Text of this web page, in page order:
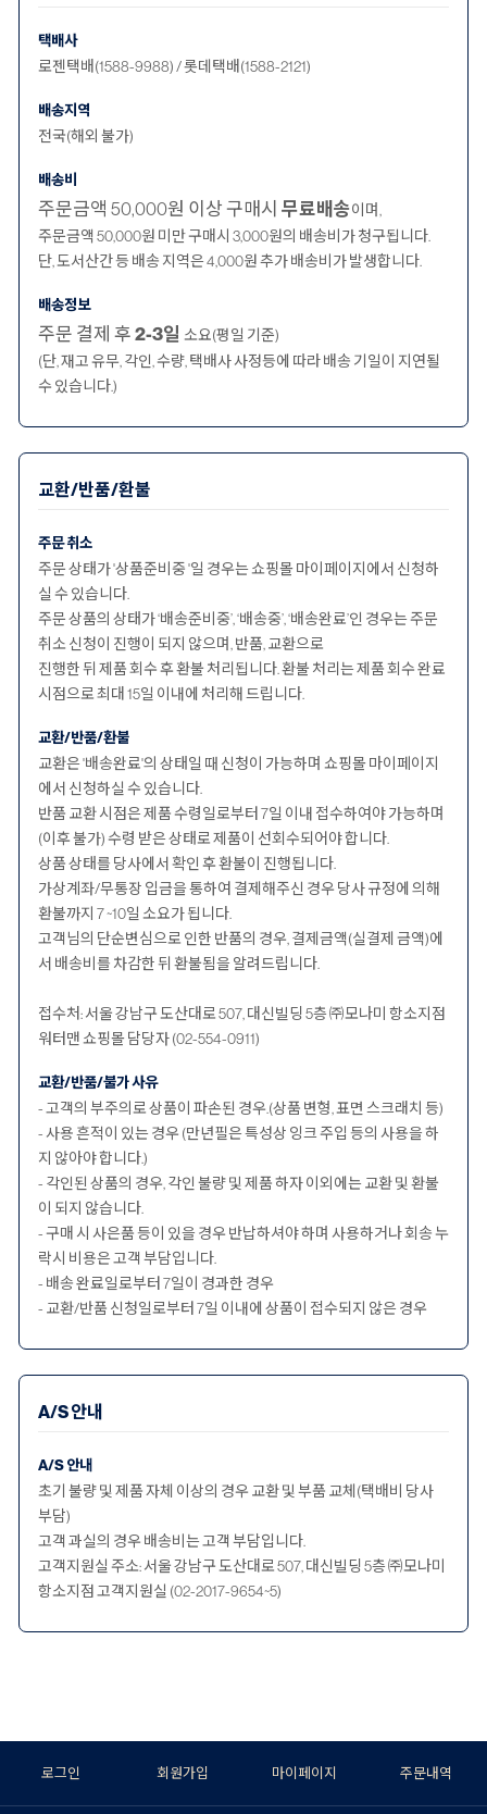
택배사
로젠택배(1588-9988) / 롯데택배(1588-2121)
배송지역
전국(해외 불가)
배송비
주문금액 50,000원 이상 구매시 무료배송이며,
주문금액 50,000원 미만 구매시 3,000원의 배송비가 청구됩니다.
단, 도서산간 등 배송 지역은 4,000원 추가 배송비가 발생합니다.
배송정보
주문 결제 후2-3일 소요(평일 기준)
(단, 재고 유무, 각인, 수량, 택배사 사정등에 따라 배송 기일이 지연될
수 있습니다.)
교환/반품/환불
주문 취소
주문 상태가 '상품준비중 '일 경우는 쇼핑몰 마이페이지에서 신청하
실 수 있습니다.
주문 상품의 상태가 ‘배송준비중’, ‘배송중’, ‘배송완료’인 경우는 주문
취소 신청이 진행이 되지 않으며, 반품, 교환으로
진행한 뒤 제품 회수 후 환불 처리됩니다. 환불 처리는 제품 회수 완료
시점으로 최대 15일 이내에 처리해 드립니다.
교환/반품/환불
교환은 '배송완료'의 상태일 때 신청이 가능하며 쇼핑몰 마이페이지
에서 신청하실 수 있습니다.
반품 교환 시점은 제품 수령일로부터 7일 이내 접수하여야 가능하며
(이후 불가) 수령 받은 상태로 제품이 선회수되어야 합니다.
상품 상태를 당사에서 확인 후 환불이 진행됩니다.
가상계좌/무통장 입금을 통하여 결제해주신 경우 당사 규정에 의해
환불까지 7 ~10일 소요가 됩니다.
고객님의 단순변심으로 인한 반품의 경우, 결제금액(실결제 금액)에
서 배송비를 차감한 뒤 환불됨을 알려드립니다.
접수처: 서울 강남구 도산대로 507, 대신빌딩 5층 ㈜모나미 항소지점
워터맨 쇼핑몰 담당자 (02-554-0911)
교환/반품/불가 사유
- 고객의 부주의로 상품이 파손된 경우.(상품 변형, 표면 스크래치 등)
- 사용 흔적이 있는 경우 (만년필은 특성상 잉크 주입 등의 사용을 하
지 않아야 합니다.)
- 각인된 상품의 경우, 각인 불량 및 제품 하자 이외에는 교환 및 환불
이 되지 않습니다.
- 구매 시 사은품 등이 있을 경우 반납하셔야 하며 사용하거나 회송 누
락시 비용은 고객 부담입니다.
- 배송 완료일로부터 7일이 경과한 경우
- 교환/반품 신청일로부터 7일 이내에 상품이 접수되지 않은 경우
A/S 안내
A/S 안내
초기 불량 및 제품 자체 이상의 경우 교환 및 부품 교체(택배비 당사
부담)
고객 과실의 경우 배송비는 고객 부담입니다.
고객지원실 주소: 서울 강남구 도산대로 507, 대신빌딩 5층 ㈜모나미
항소지점 고객지원실 (02-2017-9654~5)
로그인 회원가입 마이페이지 주문내역